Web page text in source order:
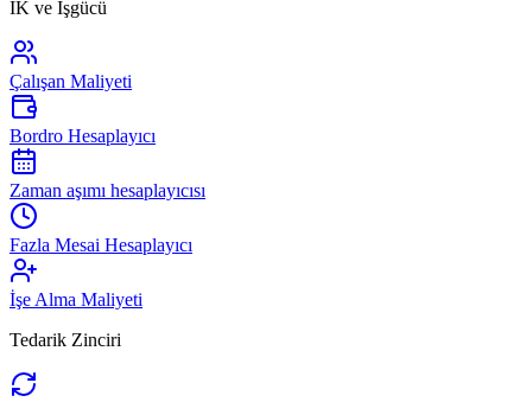
İK ve İşgücü
Çalışan Maliyeti
Bordro Hesaplayıcı
Zaman aşımı hesaplayıcısı
Fazla Mesai Hesaplayıcı
İşe Alma Maliyeti
Tedarik Zinciri